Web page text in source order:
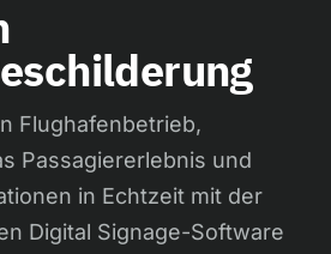
Flughafenbetrieb,
Passagiererlebnis und
in Echtzeit mit der
Digital Signage-Software